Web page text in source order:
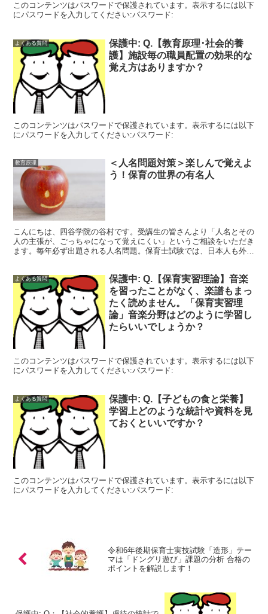
このコンテンツはパスワードで保護されています。表示するには以下
にパスワードを入力してください:パスワード:
よくある質問
保護中: Q.【教育原理･社会的養
護】施設毎の職員配置の効果的な
覚え方はありますか？
このコンテンツはパスワードで保護されています。表示するには以下
にパスワードを入力してください:パスワード:
教育原理
＜人名問題対策＞楽しんで覚えよ
う！保育の世界の有名人
こんにちは、四谷学院の谷村です。受講生の皆さんより「人名とその
人の主張が、ごっちゃになって覚えにくい」というご相談をいただき
ます。毎年必ず出題される人名問題。保育士試験では、日本人も外国
よくある質問
保護中: Q.【保育実習理論】音楽
を習ったことがなく、楽譜もまっ
たく読めません。「保育実習理
論」音楽分野はどのように学習し
たらいいでしょうか？
このコンテンツはパスワードで保護されています。表示するには以下
にパスワードを入力してください:パスワード:
よくある質問
保護中: Q.【子どもの食と栄養】
学習上どのような統計や資料を見
ておくといいですか？
このコンテンツはパスワードで保護されています。表示するには以下
にパスワードを入力してください:パスワード:
令和6年後期保育士実技試験「造形」テー
マは「ドングリ遊び」課題の分析 合格の
ポイントを解説します！